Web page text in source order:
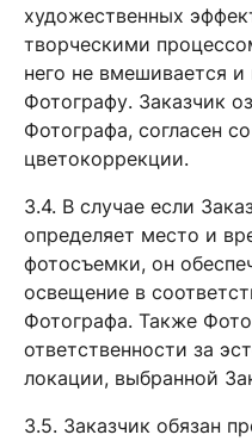
художественных
творческими
него не вмешивается
Фотографу. Заказчик
Фотографа, согласен
цветокоррекции.
3.4. В случае если
определяет место и
фотосъемки, он
освещение в
Фотографа. Также
ответственности за
локации, выбранной
3.5. Заказчик обязан